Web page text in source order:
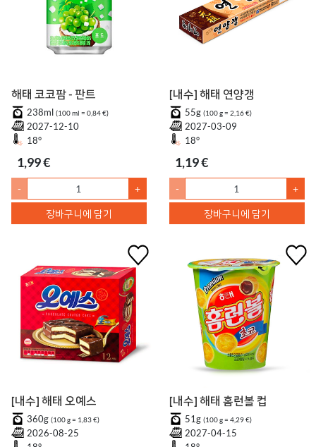
해태 코코팜 - 판트
238ml (100 ml = 0,84 €)
2027-12-10
18°
1,99 €
- +
장바구니에 담기
[내수] 해태 연양갱
55g (100 g = 2,16 €)
2027-03-09
18°
1,19 €
- +
장바구니에 담기
[내수] 해태 오예스
360g (100 g = 1,83 €)
2026-08-25
[내수] 해태 홈런볼 컵
51g (100 g = 4,29 €)
2027-04-15